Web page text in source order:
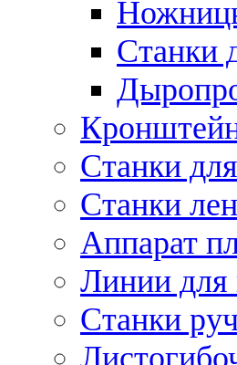
Станки
Станки
Станки
Аппарат
Линии для
Станки